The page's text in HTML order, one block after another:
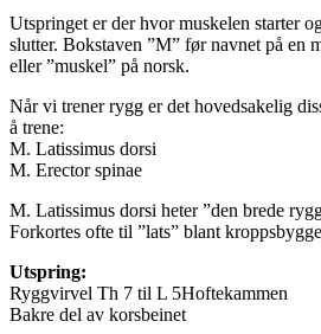
Utspringet er der hvor muskelen starter
slutter. Bokstaven ”M” før navnet på en
eller ”muskel” på norsk.
Når vi trener rygg er det hovedsakelig
å trene:
M. Latissimus dorsi
M. Erector spinae
M. Latissimus dorsi heter ”den brede
Forkortes ofte til ”lats” blant
Utspring:
Ryggvirvel Th 7 til L 5Hoftekammen
Bakre del av korsbeinet